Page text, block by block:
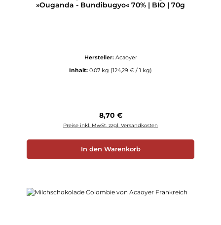
»Ouganda - Bundibugyo« 70% | BIO | 70g
Hersteller: Acaoyer
Inhalt: 0.07 kg (124,29 € / 1 kg)
Regulärer Preis:
8,70 €
Preise inkl. MwSt. zzgl. Versandkosten
In den Warenkorb